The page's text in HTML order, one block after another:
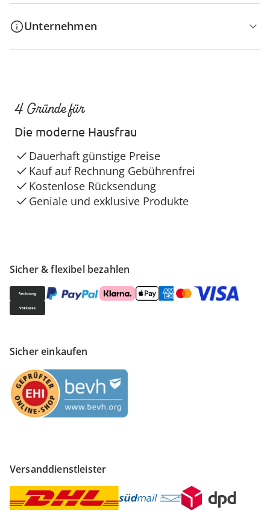
Unternehmen
Sicher & flexibel bezahlen
Sicher einkaufen
Versanddienstleister
4 Gründe für
Die moderne Hausfrau
Dauerhaft günstige Preise
Kauf auf Rechnung Gebührenfrei
Kostenlose Rücksendung
Geniale und exklusive Produkte